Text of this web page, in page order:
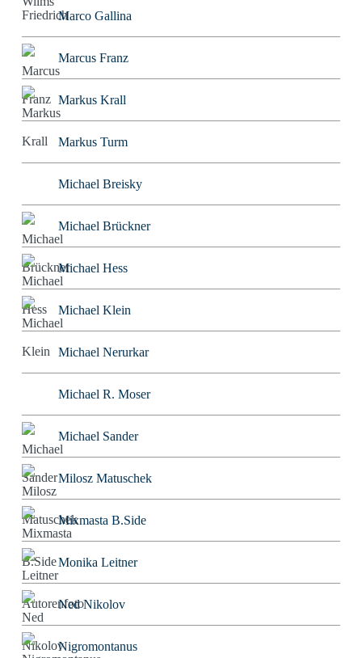
Marco Gallina
Marcus Franz
Markus Krall
Markus Turm
Michael Breisky
Michael Brückner
Michael Hess
Michael Klein
Michael Nerurkar
Michael R. Moser
Michael Sander
Milosz Matuschek
Mixmasta B.Side
Monika Leitner
Ned Nikolov
Nigromontanus